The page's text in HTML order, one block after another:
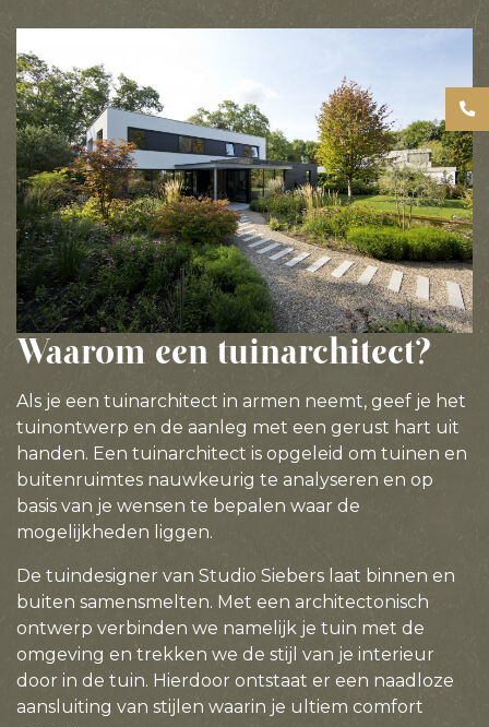
Waarom een tuinarchitect?
Als je een tuinarchitect in armen neemt, geef je het
tuinontwerp en de aanleg met een gerust hart uit
handen. Een tuinarchitect is opgeleid om tuinen en
buitenruimtes nauwkeurig te analyseren en op
basis van je wensen te bepalen waar de
mogelijkheden liggen.
De tuindesigner van Studio Siebers laat binnen en
buiten samensmelten. Met een architectonisch
ontwerp verbinden we namelijk je tuin met de
omgeving en trekken we de stijl van je interieur
door in de tuin. Hierdoor ontstaat er een naadloze
aansluiting van stijlen waarin je ultiem comfort